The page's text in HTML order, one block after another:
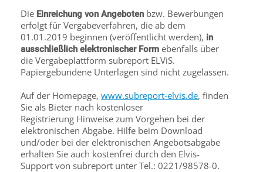
Die Einreichung von Angeboten bzw. Bewerbungen
erfolgt für Vergabeverfahren, die ab dem
01.01.2019 beginnen (veröffentlicht werden), in
ausschließlich elektronischer Form ebenfalls über
die Vergabeplattform subreport ELViS.
Papiergebundene Unterlagen sind nicht zugelassen.
Auf der Homepage, www.subreport-elvis.de, finden
Sie als Bieter nach kostenloser
Registrierung Hinweise zum Vorgehen bei der
elektronischen Abgabe. Hilfe beim Download
und/oder bei der elektronischen Angebotsabgabe
erhalten Sie auch kostenfrei durch den Elvis-
Support von subreport unter Tel.: 0221/98578-0.